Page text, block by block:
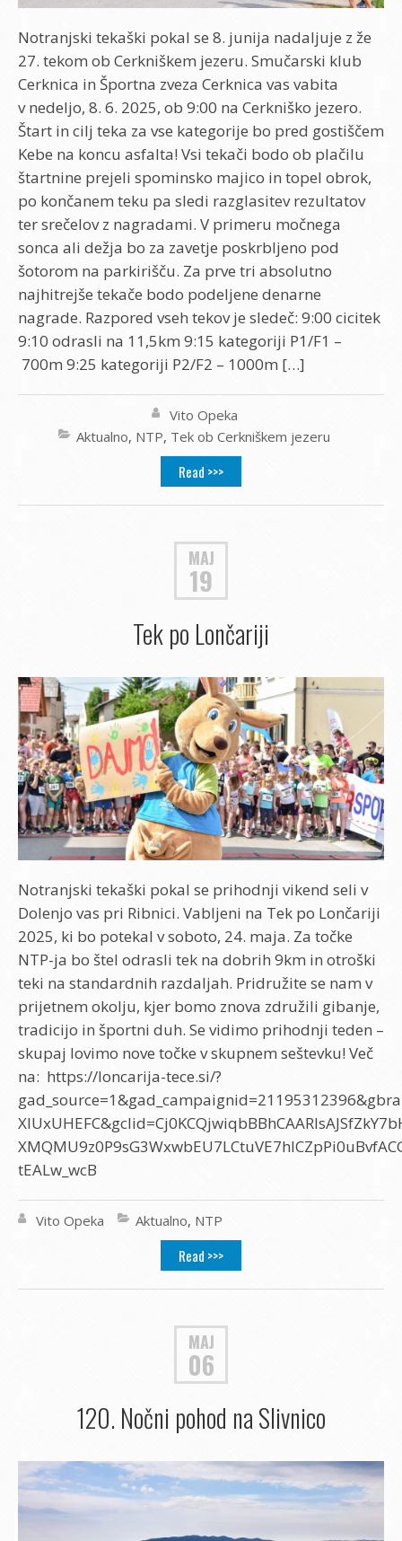
Notranjski tekaški pokal se 8. junija nadaljuje z že
27. tekom ob Cerkniškem jezeru. Smučarski klub
Cerknica in Športna zveza Cerknica vas vabita
v nedeljo, 8. 6. 2025, ob 9:00 na Cerkniško jezero.
Štart in cilj teka za vse kategorije bo pred gostiščem
Kebe na koncu asfalta! Vsi tekači bodo ob plačilu
štartnine prejeli spominsko majico in topel obrok,
po končanem teku pa sledi razglasitev rezultatov
ter srečelov z nagradami. V primeru močnega
sonca ali dežja bo za zavetje poskrbljeno pod
šotorom na parkirišču. Za prve tri absolutno
najhitrejše tekače bodo podeljene denarne
nagrade. Razpored vseh tekov je sledeč: 9:00 cicitek
9:10 odrasli na 11,5km 9:15 kategoriji P1/F1 –
700m 9:25 kategoriji P2/F2 – 1000m […]
Vito Opeka
Aktualno, NTP, Tek ob Cerkniškem jezeru
Read >>>
MAJ
19
Tek po Lončariji
Notranjski tekaški pokal se prihodnji vikend seli v
Dolenjo vas pri Ribnici. Vabljeni na Tek po Lončariji
2025, ki bo potekal v soboto, 24. maja. Za točke
NTP-ja bo štel odrasli tek na dobrih 9km in otroški
teki na standardnih razdaljah. Pridružite se nam v
prijetnem okolju, kjer bomo znova združili gibanje,
tradicijo in športni duh. Se vidimo prihodnji teden –
skupaj lovimo nove točke v skupnem seštevku! Več
na: https://loncarija-tece.si/?
tEALw_wcB
Vito Opeka Aktualno, NTP
Read >>>
MAJ
06
120. Nočni pohod na Slivnico